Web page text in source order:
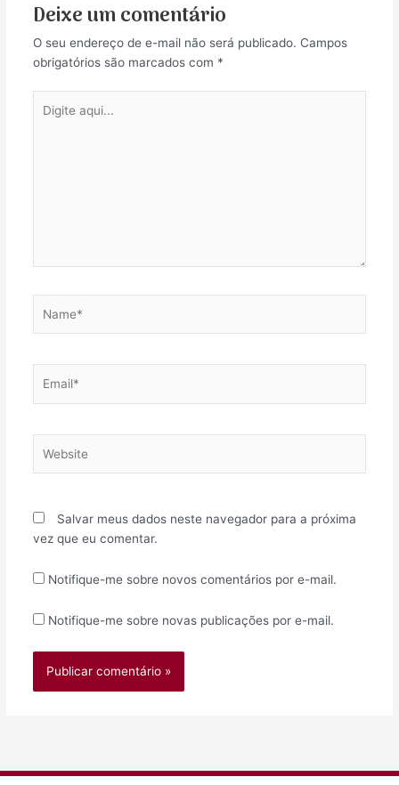
Deixe um comentário
O seu endereço de e-mail não será publicado. Campos
obrigatórios são marcados com *
aqui...
Salvar meus dados neste navegador para a próxima
vez que eu comentar.
Notifique-me sobre novos comentários por e-mail.
Notifique-me sobre novas publicações por e-mail.